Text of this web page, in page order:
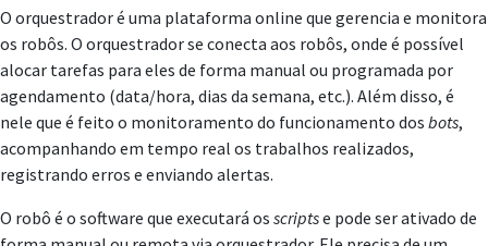
O orquestrador é uma plataforma online que gerencia e monitora
os robôs. O orquestrador se conecta aos robôs, onde é possível
alocar tarefas para eles de forma manual ou programada por
agendamento (data/hora, dias da semana, etc.). Além disso, é
nele que é feito o monitoramento do funcionamento dos bots,
acompanhando em tempo real os trabalhos realizados,
registrando erros e enviando alertas.
O robô é o software que executará os scriptse pode ser ativado de